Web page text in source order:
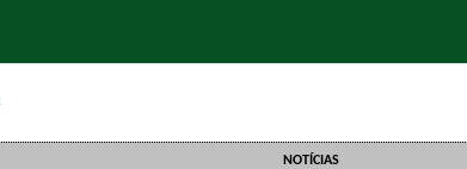
NOTÍCIAS